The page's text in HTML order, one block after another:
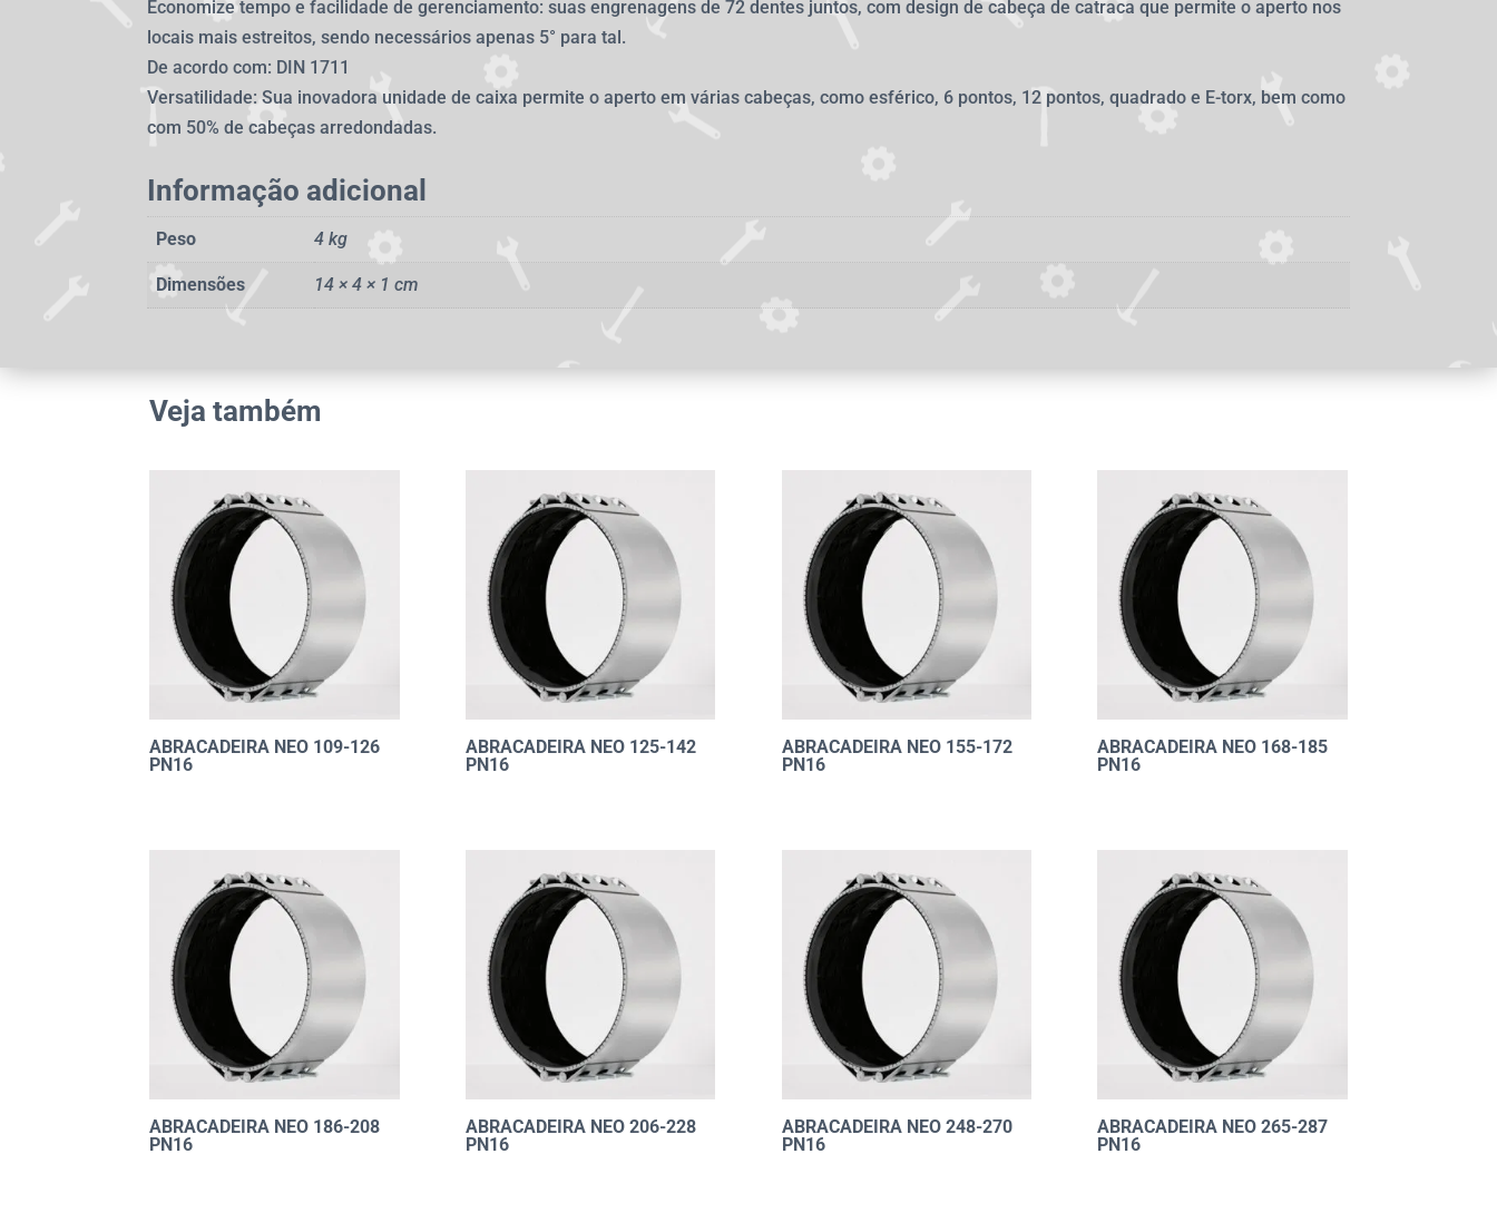
Economize tempo e facilidade de gerenciamento: suas engrenagens de 72 dentes juntos, com design de cabeça de catraca que permite o aperto nos
locais mais estreitos, sendo necessários apenas 5° para tal.
De acordo com: DIN 1711
Versatilidade: Sua inovadora unidade de caixa permite o aperto em várias cabeças, como esférico, 6 pontos, 12 pontos, quadrado e E-torx, bem como
com 50% de cabeças arredondadas.
Informação adicional
Peso 4 kg
Dimensões 14 × 4 × 1 cm
Veja também
ABRACADEIRA NEO 109-126
PN16
ABRACADEIRA NEO 125-142
PN16
ABRACADEIRA NEO 155-172
PN16
ABRACADEIRA NEO 168-185
PN16
ABRACADEIRA NEO 186-208
PN16
ABRACADEIRA NEO 206-228
PN16
ABRACADEIRA NEO 248-270
PN16
ABRACADEIRA NEO 265-287
PN16